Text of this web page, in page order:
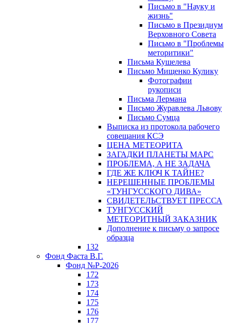
Письмо в "Науку и
жизнь"
Письмо в Президиум
Верховного Совета
Письмо в "Проблемы
меторитики"
Письма Кушелева
Письмо Мищенко Кулику
Фотографии
рукописи
Письма Лермана
Письмо Журавлева Львову
Письмо Сумца
Выписка из протокола рабочего
совещания КСЭ
ЦЕНА МЕТЕОРИТА
ЗАГАДКИ ПЛАНЕТЫ МАРС
ПРОБЛЕМА, А НЕ ЗАДАЧА
ГДЕ ЖЕ КЛЮЧ К ТАЙНЕ?
НЕРЕШЕННЫЕ ПРОБЛЕМЫ
«ТУНГУССКОГО ДИВА»
СВИДЕТЕЛЬСТВУЕТ ПРЕССА
ТУНГУССКИЙ
МЕТЕОРИТНЫЙ ЗАКАЗНИК
Дополнение к письму о запросе
образца
132
Фонд Фаста В.Г.
Фонд №Р-2026
172
173
174
175
176
177